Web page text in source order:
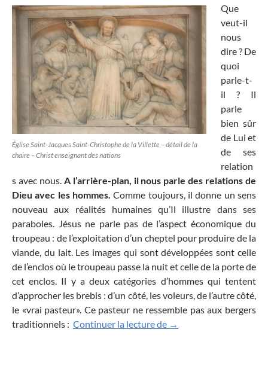
Église Saint-Jacques Saint-Christophe de la Villette – détail de la
chaire – Christ enseignant des nations
Que
veut-il
nous
dire ? De
quoi
parle-t-
il ? Il
parle
bien sûr
de Lui et
de ses
relation
s avec nous.A l’arrière-plan, il nous parle des relations de
Dieu avec les hommes. Comme toujours, il donne un sens
nouveau aux réalités humaines qu’Il illustre dans ses
paraboles. Jésus ne parle pas de l’aspect économique du
troupeau : de l’exploitation d’un cheptel pour produire de la
viande, du lait. Les images qui sont développées sont celle
de l’enclos où le troupeau passe la nuit et celle de la porte de
cet enclos. Il y a deux catégories d’hommes qui tentent
d’approcher les brebis : d’un côté, les voleurs, de l’autre côté,
le «vrai pasteur». Ce pasteur ne ressemble pas aux bergers
traditionnels : Continuer la lecture de Je suis la porte des
→